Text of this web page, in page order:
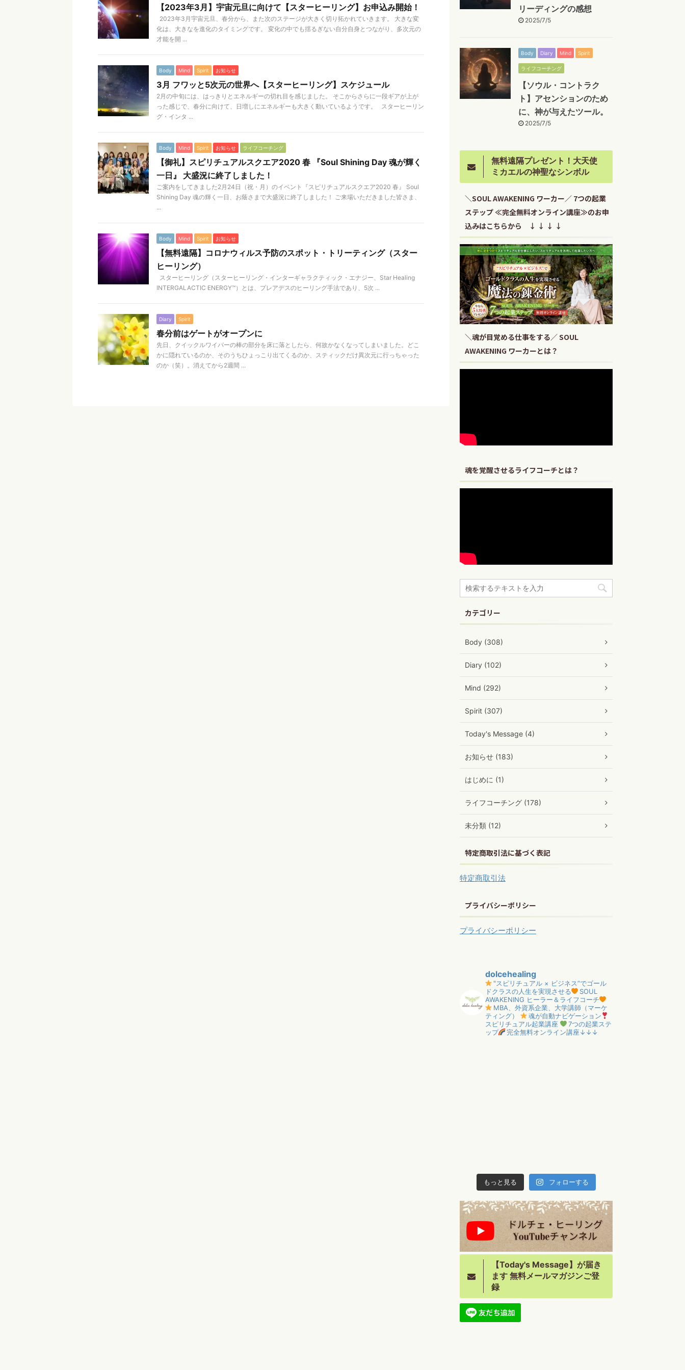
【2023年3月】宇宙元旦に向けて【スターヒーリング】お申込み開始！
2023年3月宇宙元旦、春分から、また次のステージが大きく切り拓かれていきます。 大きな変
化は、大きなを進化のタイミングです。 変化の中でも揺るぎない自分自身とつながり、多次元の
才能を開 ...
Body Mind Spirit お知らせ
3月 フワッと5次元の世界へ【スターヒーリング】スケジュール
2月の中旬には、はっきりとエネルギーの切れ目を感じました。 そこからさらに一段ギアが上が
った感じで、春分に向けて、日増しにエネルギーも大きく動いているようです。 スターヒーリン
グ・インタ ...
Body Mind Spirit お知らせ ライフコーチング
【御礼】スピリチュアルスクエア2020 春 『Soul Shining Day 魂が輝く
一日』 大盛況に終了しました！
ご案内をしてきました2月24日（祝・月）のイベント『スピリチュアルスクエア2020 春』 Soul
Shining Day 魂の輝く一日、お蔭さまで大盛況に終了しました！ ご来場いただきました皆さま、
...
Body Mind Spirit お知らせ
【無料遠隔】コロナウィルス予防のスポット・トリーティング（スター
ヒーリング）
スターヒーリング（スターヒーリング・インターギャラクティック・エナジー、Star Healing
INTERGALACTIC ENERGY™）とは、プレアデスのヒーリング手法であり、5次 ...
Diary Spirit
春分前はゲートがオープンに
先日、クイックルワイパーの棒の部分を床に落としたら、何故かなくなってしまいました。どこ
かに隠れているのか、そのうちひょっこり出てくるのか、スティックだけ異次元に行っちゃった
のか（笑）。消えてから2週間 ...
リーディングの感想
2025/7/5
Body Diary Mind Spirit
ライフコーチング
【ソウル・コントラク
ト】アセンションのため
に、神が与えたツール。
2025/7/5
無料遠隔プレゼント！大天使
ミカエルの神聖なシンボル
＼SOUL AWAKENING ワーカー／ 7つの起業
ステップ ≪完全無料オンライン講座≫のお申
込みはこちらから ↓ ↓ ↓ ↓
＼魂が目覚める仕事をする／ SOUL
AWAKENING ワーカーとは？
魂を覚醒させるライフコーチとは？
カテゴリー
Body (308)
Diary (102)
Mind (292)
Spirit (307)
Today's Message (4)
お知らせ (183)
はじめに (1)
ライフコーチング (178)
未分類 (12)
特定商取引法に基づく表記
特定商取引法
プライバシーポリシー
プライバシーポリシー
dolcehealing
"スピリチュアル × ビジネス”でゴール
ドクラスの人生を実現させる
SOUL
AWAKENING ヒーラー＆ライフコーチ
MBA、外資系企業、大学講師（マーケ
ティング）
魂が自動ナビゲーション
スピリチュアル起業講座
7つの起業ステ
ップ
完全無料オンライン講座↓↓↓
もっと見る フォローする
【Today's Message】が届き
ます 無料メールマガジンご登
録